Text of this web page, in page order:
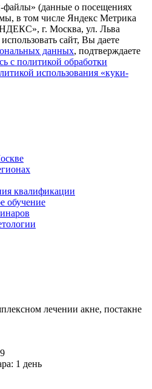
файлы» (данные о посещениях
в том числе Яндекс Метрика
г. Москва, ул. Льва
сайт, Вы даете
данных, подтверждаете
с политикой обработки
использования «куки-
квалификации
обучение
лечении акне, постакне
1 день